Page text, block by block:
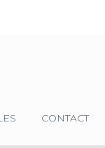
CONTACT